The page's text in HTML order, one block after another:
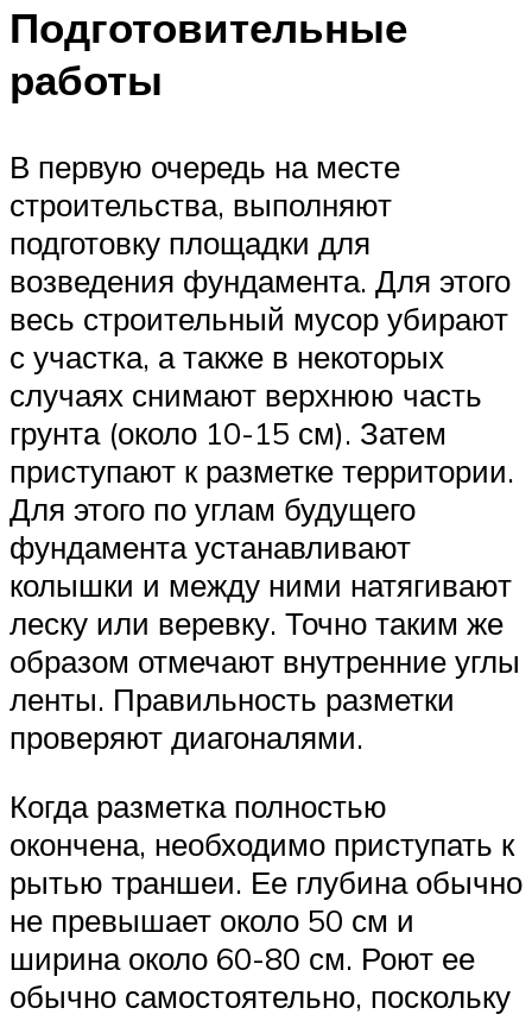
Подготовительные
работы
В первую очередь на месте
строительства, выполняют
подготовку площадки для
возведения фундамента. Для этого
весь строительный мусор убирают
с участка, а также в некоторых
случаях снимают верхнюю часть
грунта (около 10-15 см). Затем
приступают к разметке территории.
Для этого по углам будущего
фундамента устанавливают
колышки и между ними натягивают
леску или веревку. Точно таким же
образом отмечают внутренние углы
ленты. Правильность разметки
проверяют диагоналями.
Когда разметка полностью
окончена, необходимо приступать к
рытью траншеи. Ее глубина обычно
не превышает около 50 см и
ширина около 60-80 см. Роют ее
обычно самостоятельно, поскольку